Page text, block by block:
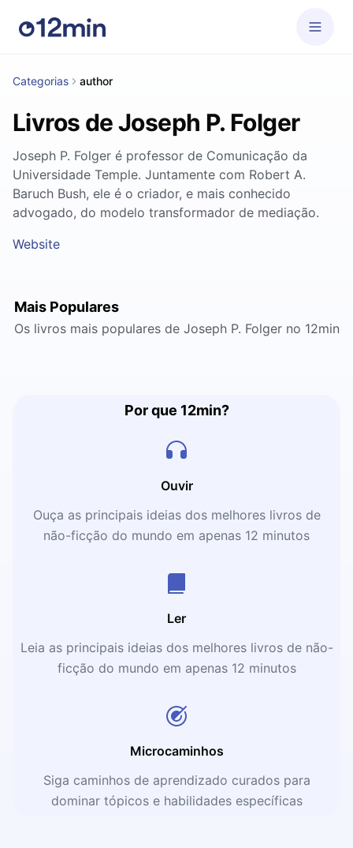
Categorias author
Livros de Joseph P. Folger
Joseph P. Folger é professor de Comunicação da
Universidade Temple. Juntamente com Robert A.
Baruch Bush, ele é o criador, e mais conhecido
advogado, do modelo transformador de mediação.
Website
Mais Populares
Os livros mais populares de Joseph P. Folger no 12min
Por que 12min?
Ouvir
Ouça as principais ideias dos melhores livros de
não-ficção do mundo em apenas 12 minutos
Ler
Leia as principais ideias dos melhores livros de não-
ficção do mundo em apenas 12 minutos
Microcaminhos
Siga caminhos de aprendizado curados para
dominar tópicos e habilidades específicas